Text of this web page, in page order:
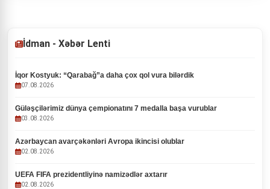
İdman - Xəbər Lenti
İqor Kostyuk: “Qarabağ”a daha çox qol vura bilərdik
07.08.2026
Güləşçilərimiz dünya çempionatını 7 medalla başa vurublar
03.08.2026
Azərbaycan avarçəkənləri Avropa ikincisi olublar
02.08.2026
UEFA FIFA prezidentliyinə namizədlər axtarır
02.08.2026